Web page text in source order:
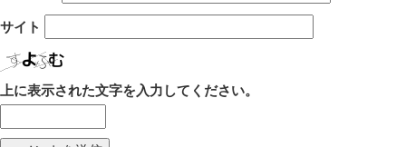
サイト
上に表示された文字を入力してください。